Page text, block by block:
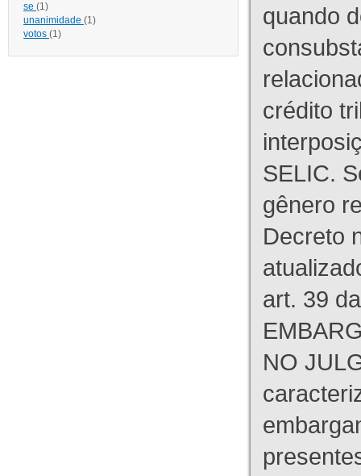
se (1)
unanimidade (1)
votos (1)
quando
crédito
SELIC.
gênero
Decreto
art. 39
NO